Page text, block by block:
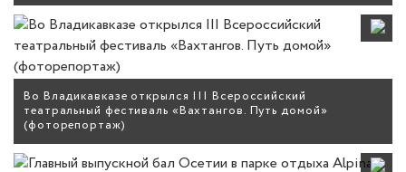
Во Владикавказе открылся III Всероссийский
театральный фестиваль «Вахтангов. Путь домой»
(фоторепортаж)